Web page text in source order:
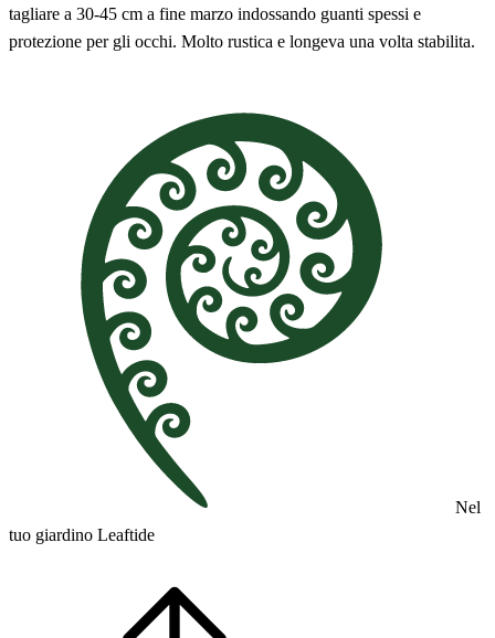
tagliare a 30-45 cm a fine marzo indossando guanti spessi e
protezione per gli occhi. Molto rustica e longeva una volta stabilita.
Nel
tuo giardino Leaftide